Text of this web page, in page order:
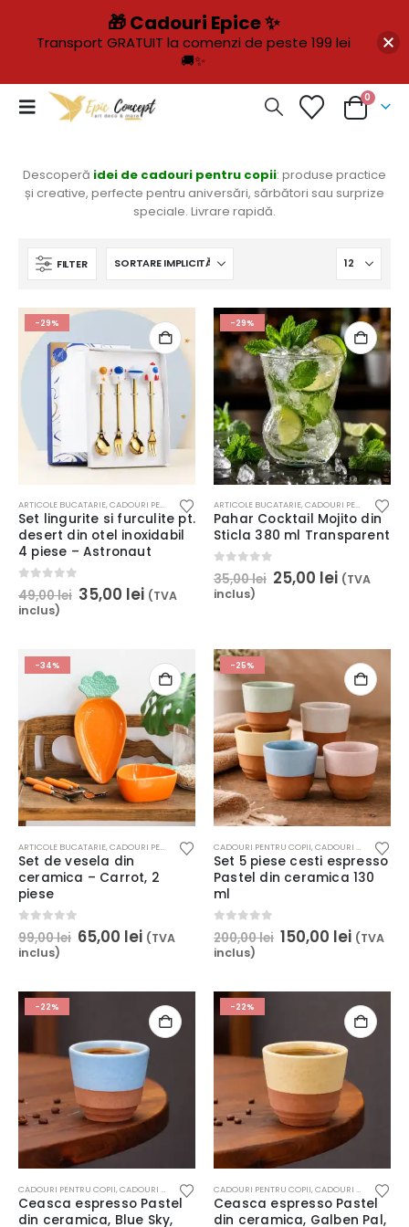
0
Descoperă idei de cadouri pentru copii: produse practice
și creative, perfecte pentru aniversări, sărbători sau surprize
speciale. Livrare rapidă.
FILTER
-29%
ARTICOLE BUCATARIE,CADOURI PENTRU COPII CELE MAI DORITE,HOME & DECO SERVIREA
Set lingurite si furculite pt.
desert din otel inoxidabil
4 piese – Astronaut
0out of 5
49,00lei Prețul
inițial
35,00 leiPrețul
curent
(TVA
inclus)
-29%
ARTICOLE BUCATARIE,CADOURI PENTRU COPII
Pahar Cocktail Mojito din
Sticla 380 ml Transparent
0 out of 5
35,00lei Prețul
inițial
25,00 leiPrețul
curent
(TVA
inclus)
-34%
ARTICOLE BUCATARIE,CADOURI PENTRU COPII CADOURI PENTRU EA,CELE MAI DORITE HOME &
Set de vesela din
ceramica – Carrot, 2
piese
0 out of 5
99,00lei Prețul
inițial
99,00 lei.
65,00 leiPrețul
curent
(TVA
inclus)
-25%
CADOURI PENTRU COPII,CADOURI PENTRU EL
Set 5 piese cesti espresso
Pastel din ceramica 130
ml
0 out of 5
200,00lei Prețul
inițial
200,00 lei.
150,00 leiPrețul
curent
(TVA
inclus)
-22%
CADOURI PENTRU COPII,CADOURI PENTRU EL CANI, CESTI & PAHARE,CELE MAI DORITE
Ceasca espresso Pastel
din ceramica, Blue Sky,
-22%
CADOURI PENTRU COPII,CADOURI PENTRU EL
Ceasca espresso Pastel
din ceramica, Galben Pal,
🎁 Cadouri Epice ✨
Transport GRATUIT la comenzi de peste 199 lei
🚚✨